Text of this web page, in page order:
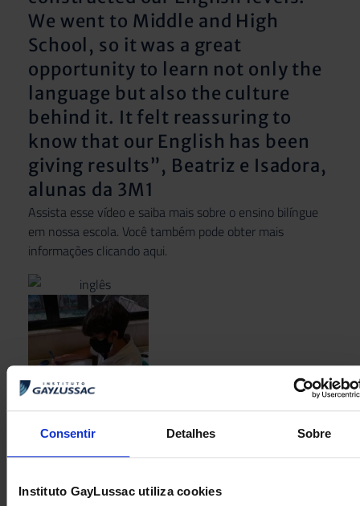
Consentir Detalhes Sobre
Instituto GayLussac utiliza cookies
We went to Middle and High
School, so it was a great
opportunity to learn not only the
language but also the culture
behind it. It felt reassuring to
know that our English has been
giving results”, Beatriz e Isadora,
alunas da 3M1
Assista esse vídeo e saiba mais sobre o ensino bilíngue
em nossa escola. Você também pode obter mais
informações clicando aqui.
ANTERIOR